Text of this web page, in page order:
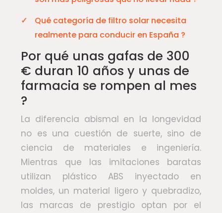
Qué categoría de filtro solar necesita
realmente para conducir en España ?
Por qué unas gafas de 300
€ duran 10 años y unas de
farmacia se rompen al mes
?
La diferencia abismal en la longevidad
no es una cuestión de suerte, sino de
ciencia de materiales e ingeniería.
Mientras que las imitaciones baratas
utilizan plástico ABS inyectado en
moldes, un material ligero y quebradizo,
las marcas de prestigio optan por el